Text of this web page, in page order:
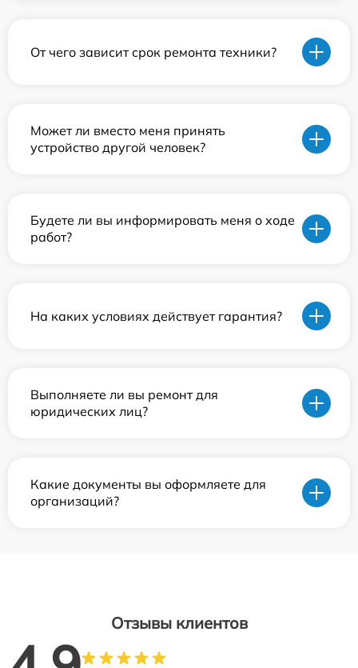
От чего зависит срок ремонта техники?
Может ли вместо меня принять
устройство другой человек?
Будете ли вы информировать меня о ходе
работ?
На каких условиях действует гарантия?
Выполняете ли вы ремонт для
юридических лиц?
Какие документы вы оформляете для
организаций?
Отзывы клиентов